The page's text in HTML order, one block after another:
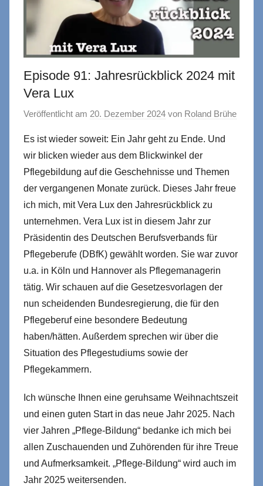
Episode 91: Jahresrückblick 2024 mit
Vera Lux
Veröffentlicht am 20. Dezember 2024 von Roland Brühe
Es ist wieder soweit: Ein Jahr geht zu Ende. Und
wir blicken wieder aus dem Blickwinkel der
Pflegebildung auf die Geschehnisse und Themen
der vergangenen Monate zurück. Dieses Jahr freue
ich mich, mit Vera Lux den Jahresrückblick zu
unternehmen. Vera Lux ist in diesem Jahr zur
Präsidentin des Deutschen Berufsverbands für
Pflegeberufe (DBfK) gewählt worden. Sie war zuvor
u.a. in Köln und Hannover als Pflegemanagerin
tätig. Wir schauen auf die Gesetzesvorlagen der
nun scheidenden Bundesregierung, die für den
Pflegeberuf eine besondere Bedeutung
haben/hätten. Außerdem sprechen wir über die
Situation des Pflegestudiums sowie der
Pflegekammern.
Ich wünsche Ihnen eine geruhsame Weihnachtszeit
und einen guten Start in das neue Jahr 2025. Nach
vier Jahren „Pflege-Bildung“ bedanke ich mich bei
allen Zuschauenden und Zuhörenden für ihre Treue
und Aufmerksamkeit. „Pflege-Bildung“ wird auch im
Jahr 2025 weitersenden.